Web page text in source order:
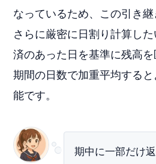
なっているため、この引き継
さらに厳密に日割り計算し
済のあった日を基準に残高
期間の日数で加重平均する
能です。
期中に一部だけ